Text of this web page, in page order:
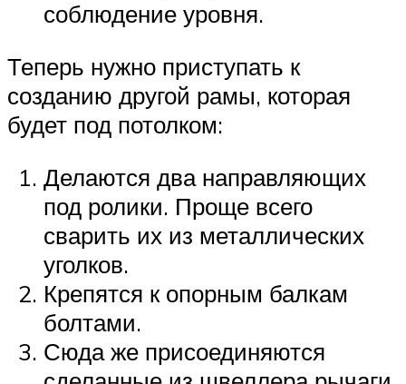
соблюдение уровня.
Теперь нужно приступать к
созданию другой рамы, которая
будет под потолком:
Делаются два направляющих
под ролики. Проще всего
сварить их из металлических
уголков.
Крепятся к опорным балкам
болтами.
Сюда же присоединяются